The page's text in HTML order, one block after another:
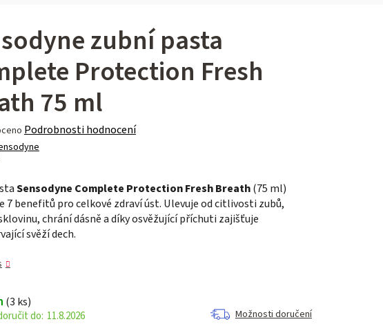
zubní pasta
Protection Fresh
75 ml
Podrobnosti hodnocení
Sensodyne Complete Protection Fresh Breath(75 ml)
7 benefitů pro celkové zdraví úst. Ulevuje od citlivosti zubů,
chrání dásně a díky osvěžující příchuti zajišťuje
svěží dech.
(3 ks)
11.8.2026 Možnosti doručení